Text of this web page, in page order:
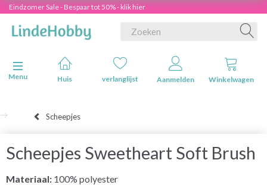
Eindzomer Sale - Bespaar tot 50% - klik hier
Navigatie in-/uitschakelen
Menu
Huis verlanglijst Aanmelden Winkelwagen
Scheepjes
Scheepjes Sweetheart Soft Brush
Materiaal: 100% polyester